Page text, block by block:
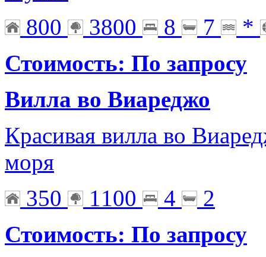
800
3800 8 7
*
Стоимость: По запросу
Вилла во Виареджо
Красивая вилла во
моря
350
1100 4
2
Стоимость: По запросу